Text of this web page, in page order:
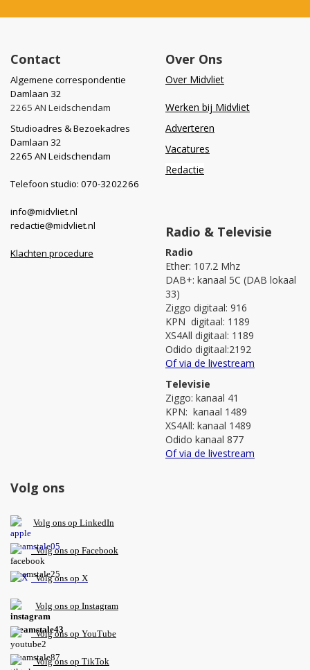
Contact
Algemene correspondentie
Damlaan 32
2265 AN Leidschendam
Studioadres & Bezoekadres
Damlaan 32
2265 AN Leidschendam
Telefoon studio: 070-3202266
info@midvliet.nl
redactie@midvliet.nl
Klachten procedure
Over Ons
Over Midvliet
Werken bij Midvliet
Adverteren
Vacatures
Redactie
Radio & Televisie
Radio
Ether: 107.2 Mhz
DAB+: kanaal 5C (DAB lokaal
33)
Ziggo digitaal: 916
KPN digitaal: 1189
XS4All digitaal: 1189
Odido digitaal:2192
Of via de livestream
Televisie
Ziggo: kanaal 41
KPN: kanaal 1489
XS4All: kanaal 1489
Odido kanaal 877
Of via de livestream
Volg ons
Volg ons op LinkedIn
Volg ons op Facebook
Volg ons op X
Volg ons op Instagram
Volgons op YouTube
Volg ons op TikTok